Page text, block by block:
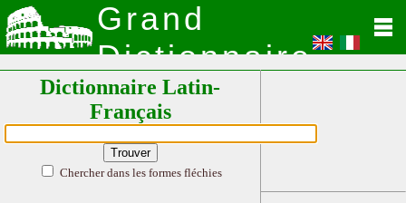
Grand
Dictionnaire
Latin
Dictionnaire Latin-
Français
Chercher dans les formes fléchies